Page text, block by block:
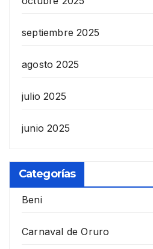
septiembre 2025
agosto 2025
julio 2025
junio 2025
Categorías
Beni
Carnaval de Oruro